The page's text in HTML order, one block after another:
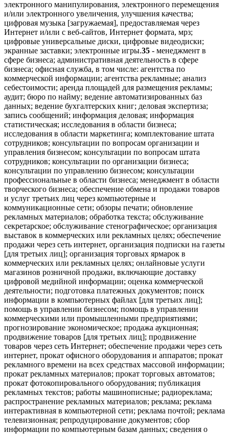
электронного манипулирования, электронного перемещения
и/или электронного увеличения, улучшения качества;
цифровая музыка [загружаемая], предоставляемая через
Интернет и/или с веб-сайтов, Интернет формата, мрз;
цифровые универсальные диски, цифровые видеодиски;
экранные заставки; электронные игры.35 - менеджмент в
сфере бизнеса; административная деятельность в сфере
бизнеса; офисная служба, в том числе: агентства по
коммерческой информации; агентства рекламные; анализ
себестоимости; аренда площадей для размещения рекламы;
аудит; бюро по найму; ведение автоматизированных баз
данных; ведение бухгалтерских книг; деловая экспертиза;
запись сообщений; информация деловая; информация
статистическая; исследования в области бизнеса;
исследования в области маркетинга; комплектование штата
сотрудников; консультации по вопросам организации и
управления бизнесом; консультации по вопросам штата
сотрудников; консультации по организации бизнеса;
консультации по управлению бизнесом; консультации
профессиональные в области бизнеса; менеджмент в области
творческого бизнеса; обеспечение обмена и продажи товаров
и услуг третьих лиц через компьютерные и
коммуникационные сети; обзоры печати; обновление
рекламных материалов; обработка текста; обслуживание
секретарское; обслуживание стенографическое; организация
выставок в коммерческих или рекламных целях; обеспечение
продажи через сеть интернет, организация подписки на газеты
[для третьих лиц]; организация торговых ярмарок в
коммерческих или рекламных целях; онлайновые услуги
магазинов розничной продажи, включающие доставку
цифровой медийной информации; оценка коммерческой
деятельности; подготовка платежных документов; поиск
информации в компьютерных файлах [для третьих лиц];
помощь в управлении бизнесом; помощь в управлении
коммерческими или промышленными предприятиями;
прогнозирование экономическое; продажа аукционная;
продвижение товаров [для третьих лиц]; продвижение
товаров через сеть Интернет; обеспечение продажи через сеть
интернет, прокат офисного оборудования и аппаратов; прокат
рекламного времени на всех средствах массовой информации;
прокат рекламных материалов; прокат торговых автоматов;
прокат фотокопировального оборудования; публикация
рекламных текстов; работы машинописные; радиореклама;
распространение рекламных материалов; реклама; реклама
интерактивная в компьютерной сети; реклама почтой; реклама
телевизионная; репродуцирование документов; сбор
информации по компьютерным базам данных; сведения о